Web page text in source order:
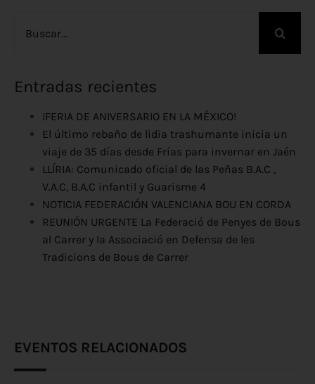
Entradas recientes
¡FERIA DE ANIVERSARIO EN LA MÉXICO!
El último rebaño de lidia trashumante inicia un
viaje de 35 días desde Frías para invernar en Jaén
LLÍRIA: Comunicado oficial de las Peñas B.A.C ,
V.A.C, B.A.C infantil y Guarisme 4
NOTICIA FEDERACIÓN VALENCIANA BOU EN CORDA
REUNIÓN URGENTE La Federació de Penyes de Bous
al Carrer y la Associació en Defensa de les
Tradicions de Bous de Carrer
EVENTOS RELACIONADOS